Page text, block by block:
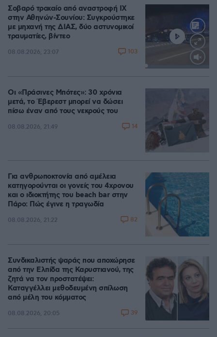
Σοβαρό τροχαίο από αναστροφή ΙΧ
στην Αθηνών-Σουνίου: Συγκρούστηκε
με μηχανή της ΔΙΑΣ, δύο αστυνομικοί
τραυματίες, βίντεο
08.08.2026, 23:07 103
Οι «Πράσινες Μπότες»: 30 χρόνια
μετά, το Έβερεστ μπορεί να δώσει
πίσω έναν από τους νεκρούς του
08.08.2026, 21:49 14
Για ανθρωποκτονία από αμέλεια
κατηγορούνται οι γονείς του 4χρονου
και ο ιδιοκτήτης του beach bar στην
Πάρο: Πώς έγινε η τραγωδία
08.08.2026, 21:22 82
Συνδικαλιστής ψαράς που αποχώρησε
από την Ελπίδα της Καρυστιανού, της
ζητά να τον προστατέψει:
Καταγγέλλει μεθοδευμένη σπίλωση
από μέλη του κόμματος
08.08.2026, 20:05 39